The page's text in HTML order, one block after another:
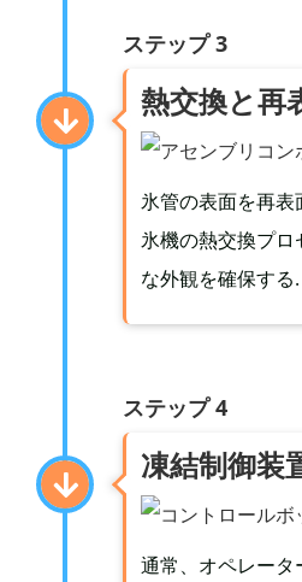
ステップ 3
熱交換と再
氷管の表面を再
氷機の熱交換プロ
な外観を確保する.
ステップ 4
凍結制御装
通常、オペレー